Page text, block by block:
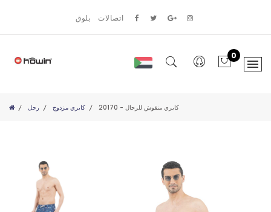
بلوق اتصالات
0
رجل كابري مزدوج 20170 - كابري منقوش للرجال